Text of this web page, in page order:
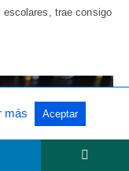
trae consigo
más Aceptar